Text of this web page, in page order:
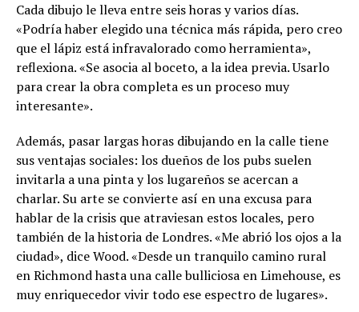
Cada dibujo le lleva entre seis horas y varios días.
«Podría haber elegido una técnica más rápida, pero creo
que el lápiz está infravalorado como herramienta»,
reflexiona. «Se asocia al boceto, a la idea previa. Usarlo
para crear la obra completa es un proceso muy
interesante».
Además, pasar largas horas dibujando en la calle tiene
sus ventajas sociales: los dueños de los pubs suelen
invitarla a una pinta y los lugareños se acercan a
charlar. Su arte se convierte así en una excusa para
hablar de la crisis que atraviesan estos locales, pero
también de la historia de Londres. «Me abrió los ojos a la
ciudad», dice Wood. «Desde un tranquilo camino rural
en Richmond hasta una calle bulliciosa en Limehouse, es
muy enriquecedor vivir todo ese espectro de lugares».